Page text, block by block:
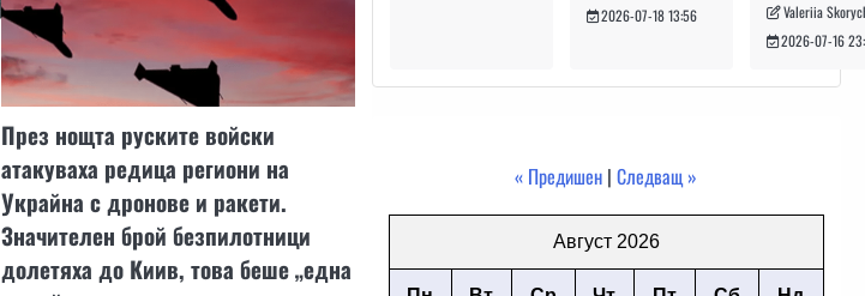
През нощта руските войски
атакуваха редица региони на
Украйна с дронове и ракети.
Значителен брой безпилотници
долетяха до Киив, това беше „една
2026-07-18 13:56
Valeriia
2026-07-16
« Предишен |Следващ »
Август 2026